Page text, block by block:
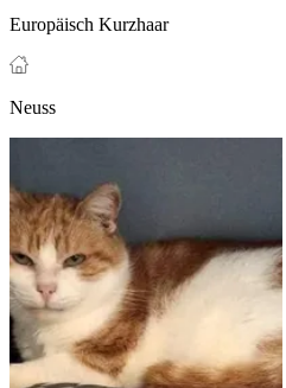
Europäisch Kurzhaar
Neuss